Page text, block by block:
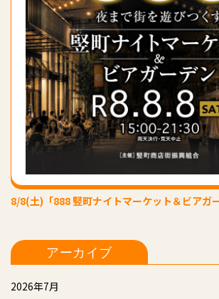
8/8(土)「888 竪町ナイトマーケット＆ビアガ
アーカイブ
2026年7月